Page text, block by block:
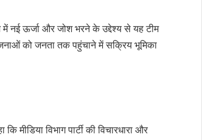
में नई ऊर्जा और जोश भरने के उद्देश्य से यह टीम
को जनता तक पहुंचाने में सक्रिय भूमिका
मीडिया विभाग पार्टी की विचारधारा और